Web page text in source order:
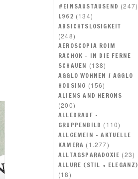
#EINSAUSTAUSEND (247)
1962 (134)
ABSICHTSLOSIGKEIT
(248)
AEROSCOPIA ROIM
RACHOK – IN DIE FERNE
SCHAUEN (138)
AGGLO WOHNEN / AGGLO
HOUSING (156)
ALIENS AND HERONS
(200)
ALLEDRAUF –
GRUPPENBILD (110)
ALLGEMEIN – AKTUELLE
KAMERA (1.277)
ALLTAGSPARADOXIE (23)
ALLURE (STIL + ELEGANZ)
(18)